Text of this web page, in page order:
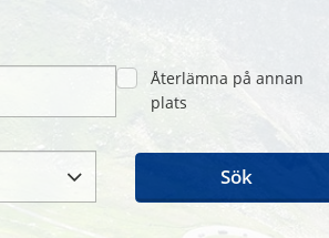
Återlämna på annan
plats
Sök